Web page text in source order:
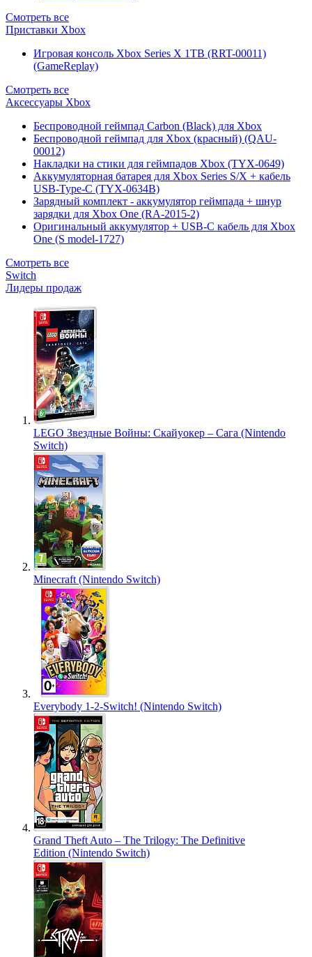
Смотреть все
Приставки Xbox
Игровая консоль Xbox Series X 1TB (RRT-00011)
(GameReplay)
Смотреть все
Аксессуары Xbox
Беспроводной геймпад Carbon (Black) для Xbox
Беспроводной геймпад для Xbox (красный) (QAU-
00012)
Накладки на стики для геймпадов Xbox (TYX-0649)
Аккумуляторная батарея для Xbox Series S/X + кабель
USB-Type-C (TYX-0634B)
Зарядный комплект - аккумулятор геймпада + шнур
зарядки для Xbox One (RA-2015-2)
Оригинальный аккумулятор + USB-C кабель для Xbox
One (S model-1727)
Смотреть все
Switch
Лидеры продаж
LEGO Звездные Войны: Скайуокер – Сага (Nintendo
Switch)
Minecraft (Nintendo Switch)
Everybody 1-2-Switch! (Nintendo Switch)
Grand Theft Auto – The Trilogy: The Definitive
Edition (Nintendo Switch)